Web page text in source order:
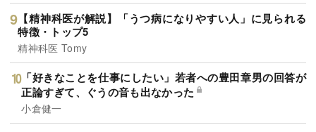
【精神科医が解説】「うつ病になりやすい人」に見られる
特徴・トップ5
精神科医 Tomy
「好きなことを仕事にしたい」若者への豊田章男の回答が
正論すぎて、ぐうの音も出なかった
小倉健一